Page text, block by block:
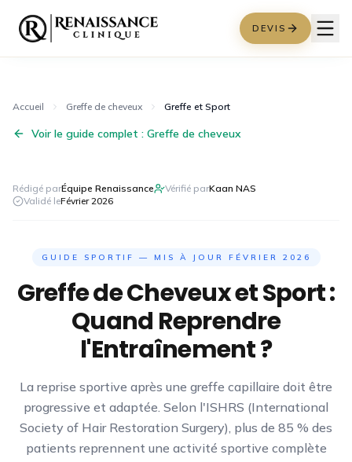
DEVIS
Accueil Greffe de cheveux Greffe et Sport
Voir le guide complet : Greffe de cheveux
Rédigé parÉquipe Renaissance Vérifié parKaan NAS
Validé leFévrier 2026
GUIDE SPORTIF — MIS À JOUR FÉVRIER 2026
Greffe de Cheveux et Sport :
Quand Reprendre
l'Entraînement ?
La reprise sportive après une greffe capillaire doit être
progressive et adaptée. Selon l'ISHRS (International
Society of Hair Restoration Surgery), plus de 85 % des
patients reprennent une activité sportive complète